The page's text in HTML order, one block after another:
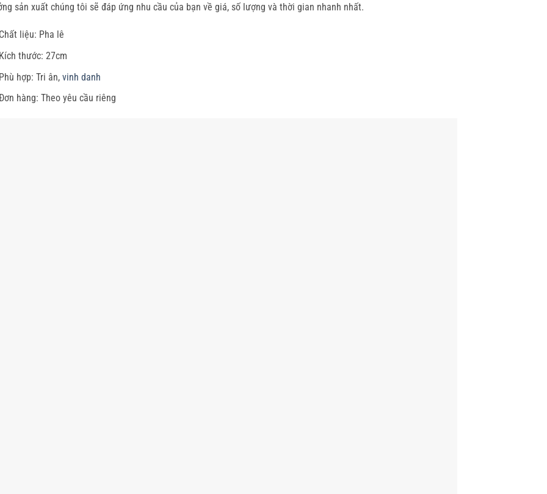
sản xuất chúng tôi sẽ đáp ứng nhu cầu của bạn về giá, số lượng và thời gian nhanh nhất.
liệu: Pha lê
thước: 27cm
hợp: Tri ân,vinh danh
hàng: Theo yêu cầu riêng